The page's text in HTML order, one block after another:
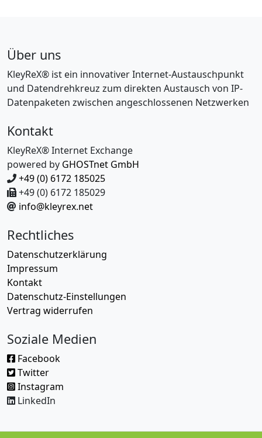
Über uns
KleyReX® ist ein innovativer Internet-Austauschpunkt
und Datendrehkreuz zum direkten Austausch von IP-
Datenpaketen zwischen angeschlossenen Netzwerken
Kontakt
KleyReX® Internet Exchange
powered by GHOSTnet GmbH
+49 (0) 6172 185025
+49 (0) 6172 185029
info@kleyrex.net
Rechtliches
Datenschutzerklärung
Impressum
Kontakt
Datenschutz-Einstellungen
Vertrag widerrufen
Soziale Medien
Facebook
Twitter
Instagram
LinkedIn